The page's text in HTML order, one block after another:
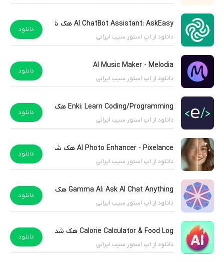
AI ChatBot Assistant: AskEasy هک شده
دانلود از اپ استور سیب ایرانی
دانلود
AI Music Maker - Melodia
دانلود از اپ استور سیب ایرانی
دانلود
Enki: Learn Coding/Programming هک شده
دانلود از اپ استور سیب ایرانی
دانلود
AI Photo Enhancer - Pixelance هک شده
دانلود از اپ استور سیب ایرانی
دانلود
Gamma AI: Ask AI Chat Anything هک شده
دانلود از اپ استور سیب ایرانی
دانلود
Calorie Calculator & Food Log هک شده
دانلود از اپ استور سیب ایرانی
دانلود